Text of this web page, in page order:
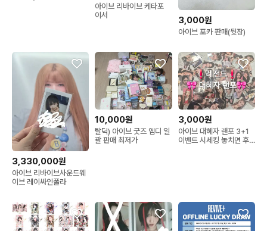
아이브 리바이브 케타포
이서
3,000원
아이브 포카 판매(뒷장)
3,330,000원
아이브 리바이브사운드웨
이브 레이싸인폴라
10,000원
탈덕) 아이브 굿즈 엠디 일
괄 판매 최저가
3,000원
아이브 대혜자 랜포 3+1
이벤트 시세킹 놓치면 후